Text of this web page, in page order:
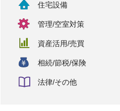
住宅設備
管理/空室対策
資産活用/売買
相続/節税/保険
法律/その他